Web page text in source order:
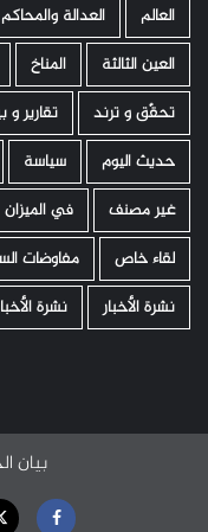
العالم
العدالة والمحاكم
العين الثالثة
المناخ
تحقّق و ترند
تقارير و
حديث اليوم
سياسة
غير مصنف
في الميزان
لقاء خاص
مفاوضات
نشرة الأخبار
نشرة
بيان